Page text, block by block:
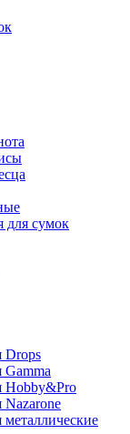
для сумок
Drops
Hobby&Pro
Nazarone